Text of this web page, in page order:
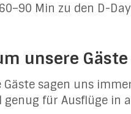
60–90 Min zu den D-
unsere
Gäste sagen uns
genug für Ausflüge in